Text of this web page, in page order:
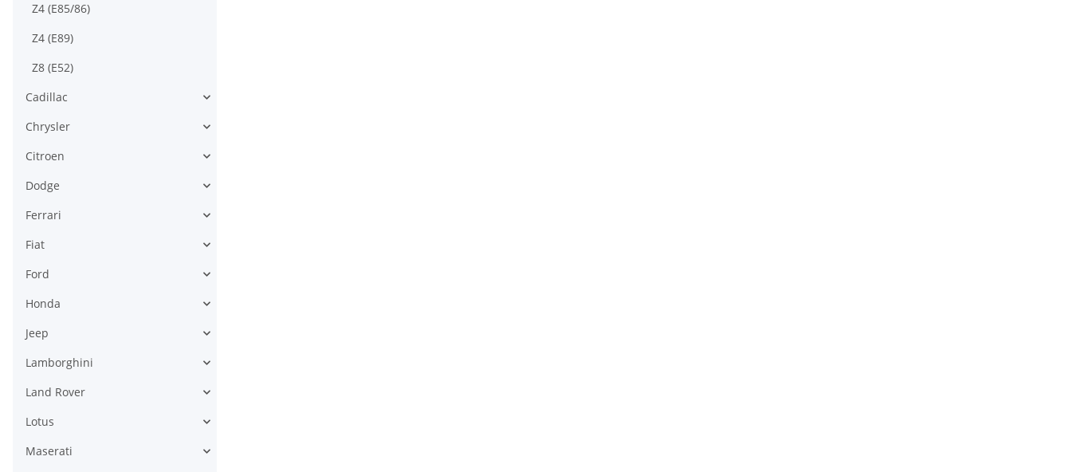
Z4 (E85/86)
Z4 (E89)
Z8 (E52)
Cadillac
Chrysler
Citroen
Dodge
Ferrari
Fiat
Ford
Honda
Jeep
Lamborghini
Land Rover
Lotus
Maserati